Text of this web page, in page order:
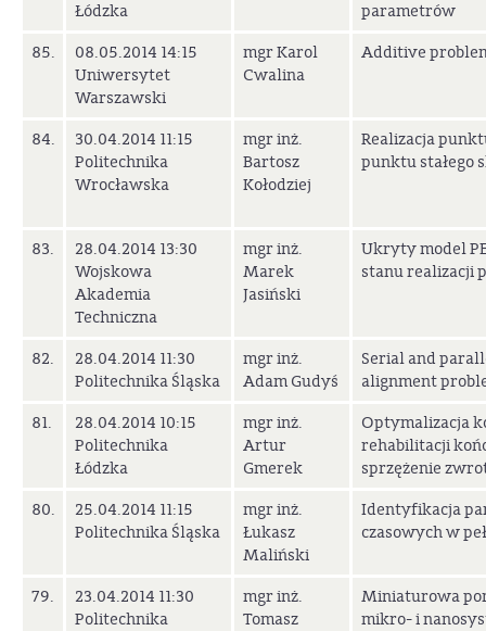
Łódzka
parametrów
85.
08.05.2014 14:15
Uniwersytet
Warszawski
mgr Karol
Cwalina
Additive
84.
30.04.2014 11:15
Politechnika
Wrocławska
mgr inż.
Bartosz
Kołodziej
Realizacja
punktu stałego
83.
28.04.2014 13:30
Wojskowa
Akademia
Techniczna
mgr inż.
Marek
Jasiński
Ukryty model
stanu realizacji
82.
28.04.2014 11:30
Politechnika Śląska
mgr inż.
Adam Gudyś
Serial and
alignment
81.
28.04.2014 10:15
Politechnika
Łódzka
mgr inż.
Artur
Gmerek
Optymalizacja
rehabilitacji
sprzężenie
80.
25.04.2014 11:15
Politechnika Śląska
mgr inż.
Łukasz
Maliński
Identyfikacja
czasowych w
79.
23.04.2014 11:30
Politechnika
mgr inż.
Tomasz
Miniaturowa
mikro- i